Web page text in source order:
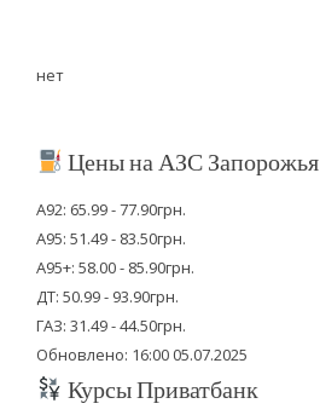
нет
Цены на АЗС Запорожья
А92: 65.99 - 77.90грн.
А95: 51.49 - 83.50грн.
А95+: 58.00 - 85.90грн.
ДТ: 50.99 - 93.90грн.
ГАЗ: 31.49 - 44.50грн.
Обновлено: 16:00 05.07.2025
Курсы Приватбанк